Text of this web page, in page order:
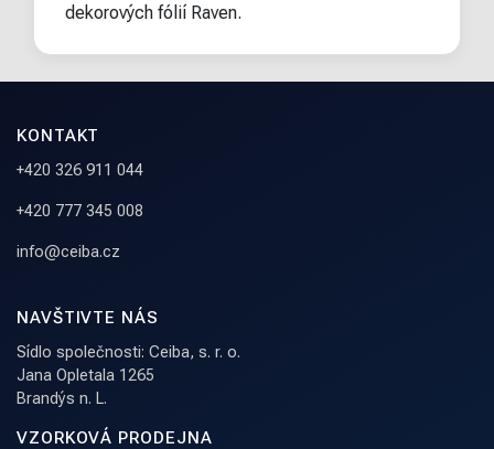
dekorových fólií Raven.
KONTAKT
+420 326 911 044
+420 777 345 008
info@ceiba.cz
NAVŠTIVTE NÁS
Sídlo společnosti: Ceiba, s. r. o.
Jana Opletala 1265
Brandýs n. L.
VZORKOVÁ PRODEJNA